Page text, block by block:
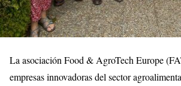
La asociación Food & AgroTech Europe
empresas innovadoras del sector